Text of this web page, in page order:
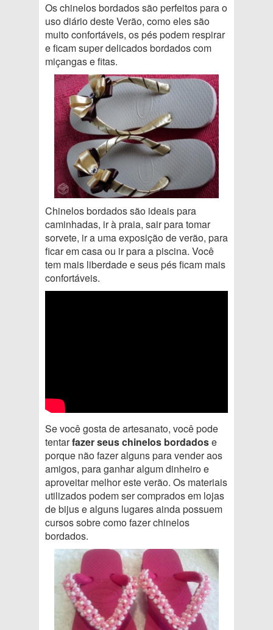
Os chinelos bordados são perfeitos para o
uso diário deste Verão, como eles são
muito confortáveis, os pés podem respirar
e ficam super delicados bordados com
miçangas e fitas.
Chinelos bordados são ideais para
caminhadas, ir à praia, sair para tomar
sorvete, ir a uma exposição de verão, para
ficar em casa ou ir para a piscina. Você
tem mais liberdade e seus pés ficam mais
confortáveis.
Se você gosta de artesanato, você pode
tentarfazer seus chinelos bordadose
porque não fazer alguns para vender aos
amigos, para ganhar algum dinheiro e
aproveitar melhor este verão. Os materiais
utilizados podem ser comprados em lojas
de bijus e alguns lugares ainda possuem
cursos sobre como fazer chinelos
bordados.